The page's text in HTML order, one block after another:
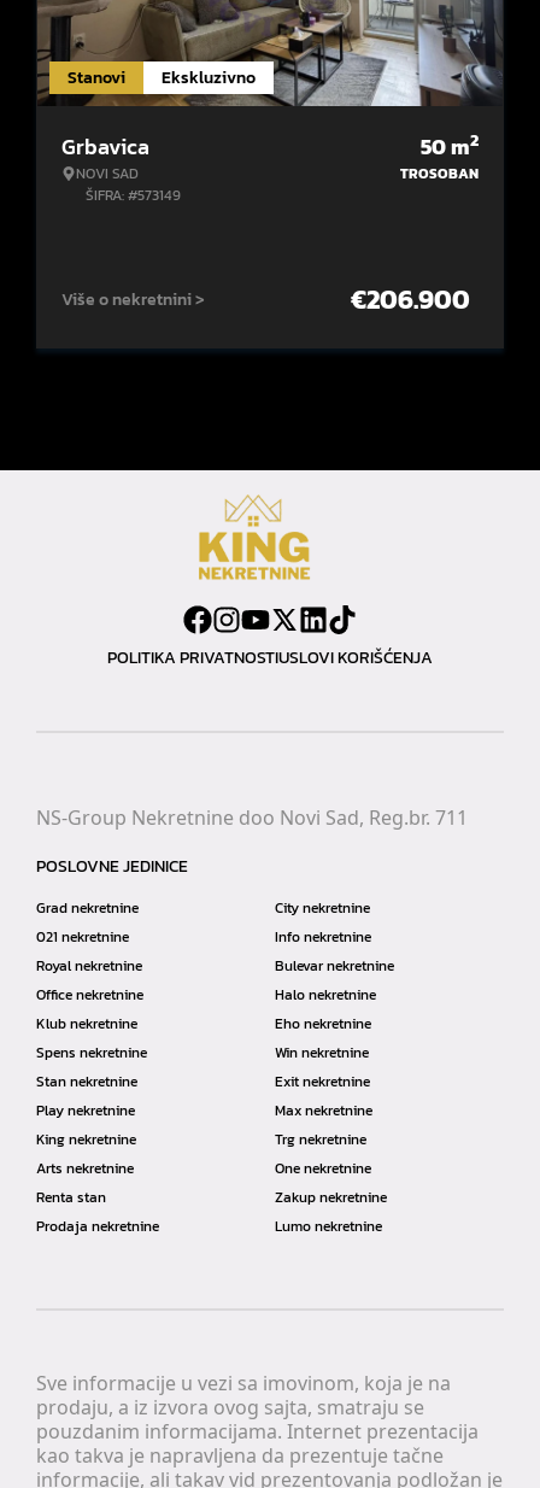
Stanovi Ekskluzivno
Grbavica
NOVI SAD
ŠIFRA: #573149
50m2
TROSOBAN
Više o nekretnini > €206.900
POLITIKA PRIVATNOSTIUSLOVI KORIŠĆENJA
Sve informacije u vezi sa imovinom, koja je na
prodaju, a iz izvora ovog sajta, smatraju se
pouzdanim informacijama. Internet prezentacija
kao takva je napravljena da prezentuje tačne
informacije, ali takav vid prezentovanja podložan je
NS-Group Nekretnine doo Novi Sad, Reg.br. 711
POSLOVNE JEDINICE
Grad nekretnine
City nekretnine
021 nekretnine
Info nekretnine
Royal nekretnine
Bulevar nekretnine
Office nekretnine
Halo nekretnine
Klub nekretnine
Eho nekretnine
Spens nekretnine
Win nekretnine
Stan nekretnine
Exit nekretnine
Play nekretnine
Max nekretnine
King nekretnine
Trg nekretnine
Arts nekretnine
One nekretnine
Renta stan
Zakup nekretnine
Prodaja nekretnine
Lumo nekretnine